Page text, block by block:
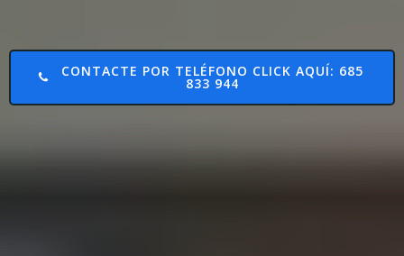
CONTACTE POR TELÉFONO CLICK AQUÍ: 685
833 944